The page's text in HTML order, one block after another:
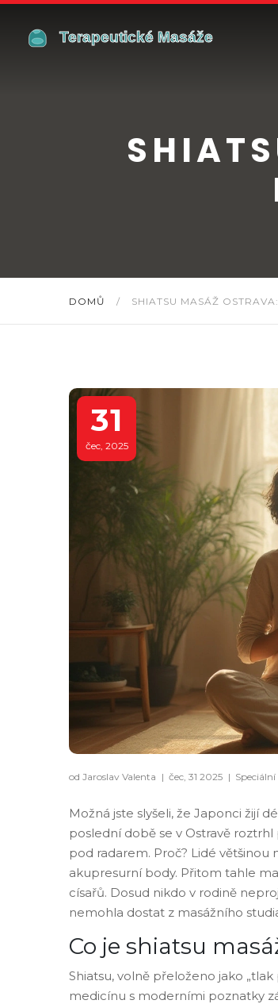
DOMŮ / SHIATSU MASÁŽ
31
čec, 2025
od Jaroslav Valenta | čec, 31 2025 |
Možná jste slyšeli, že Japonci žijí
poslední době se v Ostravě
pod radarem. Proč? Lidé většinou
akupresurní body. Přitom tahle
císařů. Dosud nikdo v rodině
nemohla dostat z masážního
Co je shiatsu
Shiatsu, volně přeloženo jako
medicínu s moderními poznatky